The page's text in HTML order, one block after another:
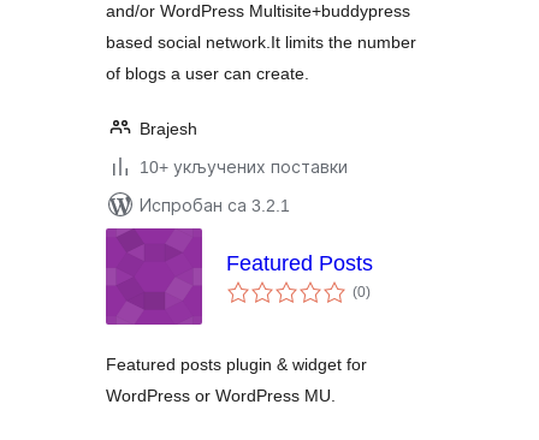
and/or WordPress Multisite+buddypress
based social network.It limits the number
of blogs a user can create.
Brajesh
10+ укључених поставки
Испробан са 3.2.1
Featured Posts
(0укупних
оцена
)
Featured posts plugin & widget for
WordPress or WordPress MU.